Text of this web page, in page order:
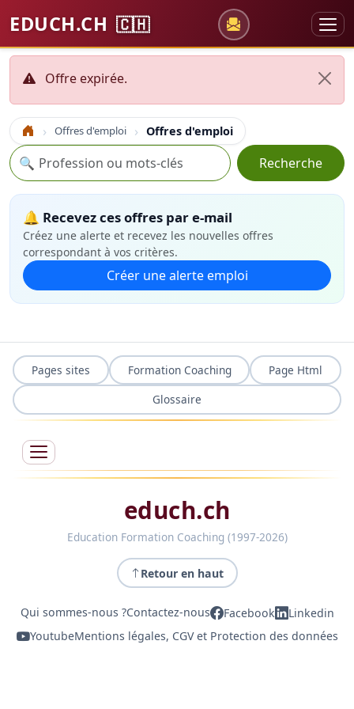
EDUCH.CH 🇨🇭
Offre expirée.
Accueil Offres d'emploi Offres d'emploi
Recherche
🔍 Recherche
🔔 Recevez ces offres par e-mail
Créez une alerte et recevez les nouvelles offres
correspondant à vos critères.
Créer une alerte emploi
Pages sites Formation Coaching
Page Html
Glossaire
educh.ch
Education Formation Coaching (1997-2026)
Retour en haut
Qui sommes-nous ?Contactez-nous Facebook
Linkedin
YoutubeMentions légales, CGV et Protection des données